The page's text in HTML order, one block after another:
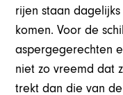
rijen staan
komen. Voor de
aspergegerechten
niet zo vreemd dat
trekt dan die van